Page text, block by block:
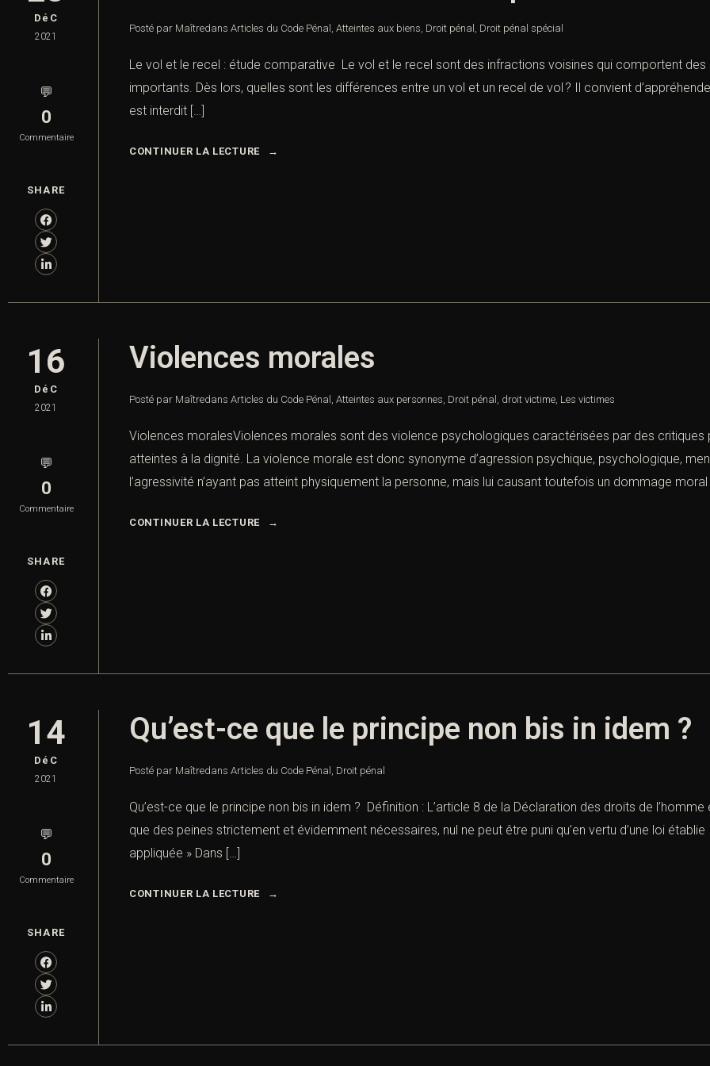
DéC
2021
💬
0
Commentaire
SHARE
Posté par Maîtredans Articles du Code Pénal , Atteintes aux biens, Droit pénal , Droit pénal spécial
Le vol et le recel : étude comparative Le vol et le recel sont des infractions voisines qui comportent
importants. Dès lors, quelles sont les différences entre un vol et un recel de vol ? Il convient
est interdit […]
CONTINUER LA LECTURE
16
DéC
2021
💬
0
Commentaire
SHARE
Violences morales
Posté par Maîtredans Articles du Code Pénal , Atteintes aux personnes, Droit pénal , droit victime, Les victimes
Violences moralesViolences morales sont des violence psychologiques caractérisées par des critiques
atteintes à la dignité. La violence morale est donc synonyme d’agression psychique, psychologique,
l’agressivité n’ayant pas atteint physiquement la personne, mais lui causant toutefois un dommage
CONTINUER LA LECTURE
14
DéC
2021
💬
0
Commentaire
SHARE
Qu’est-ce que le principe non bis in idem ?
Posté par Maîtredans Articles du Code Pénal , Droit pénal
Qu’est-ce que le principe non bis in idem ? Définition : L’article 8 de la Déclaration des droits de
que des peines strictement et évidemment nécessaires, nul ne peut être puni qu’en vertu d’une loi
appliquée » Dans […]
CONTINUER LA LECTURE